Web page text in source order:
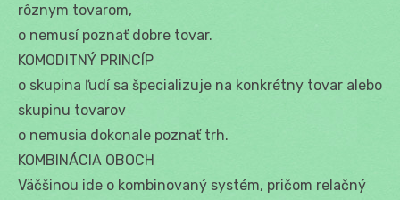
rôznym tovarom,
o nemusí poznať dobre tovar.
KOMODITNÝ PRINCÍP
o skupina ľudí sa špecializuje na konkrétny tovar alebo
skupinu tovarov
o nemusia dokonale poznať trh.
KOMBINÁCIA OBOCH
Väčšinou ide o kombinovaný systém, pričom relačný